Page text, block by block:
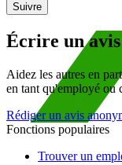
Suivre
Écrire un avis
Aidez les autres en
en tant qu'employé ou
Rédiger un avis
Fonctions populaires
Trouver un